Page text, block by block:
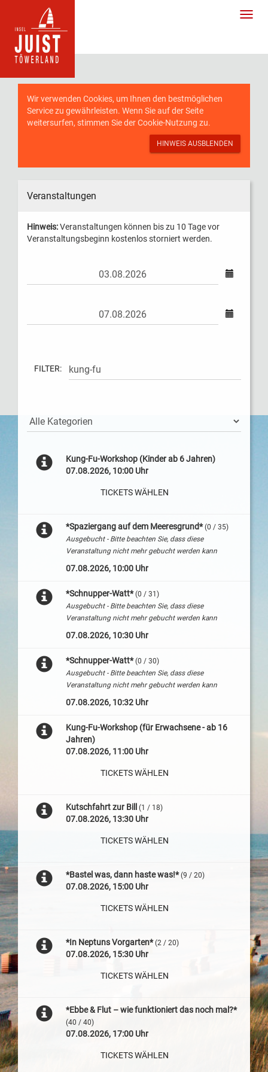
Wir verwenden Cookies, um Ihnen den bestmöglichen
Service zu gewährleisten. Wenn Sie auf der Seite
weitersurfen, stimmen Sie derCookie-Nutzung zu.
HINWEIS AUSBLENDEN
Veranstaltungen
Hinweis:Veranstaltungen können bis zu 10 Tage vor
Veranstaltungsbeginn kostenlos storniert werden.
FILTER:
Kung-Fu-Workshop (Kinder ab 6 Jahren)
07.08.2026, 10:00 Uhr
TICKETS WÄHLEN
*Spaziergang auf dem Meeresgrund* (0 / 35)
Ausgebucht - Bitte beachten Sie, dass diese
Veranstaltung nicht mehr gebucht werden kann
07.08.2026, 10:00 Uhr
*Schnupper-Watt* (0 / 31)
Ausgebucht - Bitte beachten Sie, dass diese
Veranstaltung nicht mehr gebucht werden kann
07.08.2026, 10:30 Uhr
*Schnupper-Watt* (0 / 30)
Ausgebucht - Bitte beachten Sie, dass diese
Veranstaltung nicht mehr gebucht werden kann
07.08.2026, 10:32 Uhr
Kung-Fu-Workshop (für Erwachsene - ab 16
Jahren)
07.08.2026, 11:00 Uhr
TICKETS WÄHLEN
Kutschfahrt zur Bill (1 / 18)
07.08.2026, 13:30 Uhr
TICKETS WÄHLEN
*Bastel was, dann haste was!* (9 / 20)
07.08.2026, 15:00 Uhr
TICKETS WÄHLEN
*In Neptuns Vorgarten* (2 / 20)
07.08.2026, 15:30 Uhr
TICKETS WÄHLEN
*Ebbe & Flut – wie funktioniert das noch mal?*
(40 / 40)
07.08.2026, 17:00 Uhr
TICKETS WÄHLEN